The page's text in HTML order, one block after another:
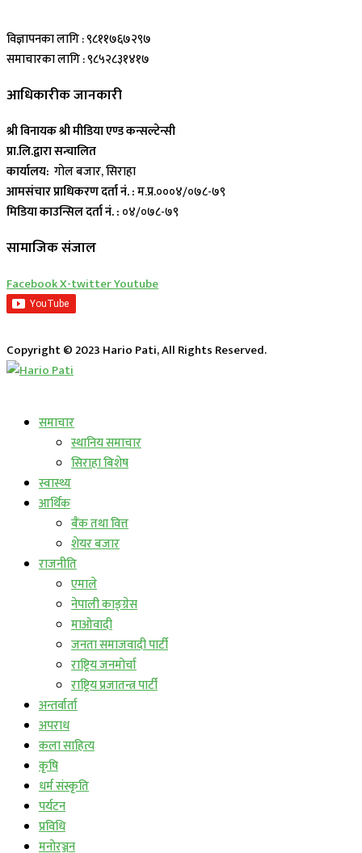
विज्ञापनका लागि : ९८११७६७२९७
समाचारका लागि : ९८५२८३१४१७
आधिकारीक जानकारी
श्री विनायक श्री मीडिया एण्ड कन्सल्टेन्सी
प्रा.लि.द्वारा सन्चालित
कार्यालय: गोल बजार, सिराहा
आमसंचार प्राधिकरण दर्ता नं. :म.प्र.०००४/०७८-७९
मिडिया काउन्सिल दर्ता नं. : ०४/०७८-७९
सामाजिक संजाल
FacebookX-twitterYoutube
Copyright © 2023 Hario Pati, All Rights Reserved.
समाचार
स्थानिय समाचार
सिराहा बिशेष
स्वास्थ्य
आर्थिक
बैंक तथा वित्त
शेयर बजार
राजनीति
एमाले
नेपाली काङ्ग्रेस
माओवादी
जनता समाजवादी पार्टी
राष्ट्रिय जनमोर्चा
राष्ट्रिय प्रजातन्त्र पार्टी
अन्तर्वार्ता
अपराध
कला साहित्य
कृषि
धर्म संस्कृति
पर्यटन
प्रविधि
मनोरञ्जन